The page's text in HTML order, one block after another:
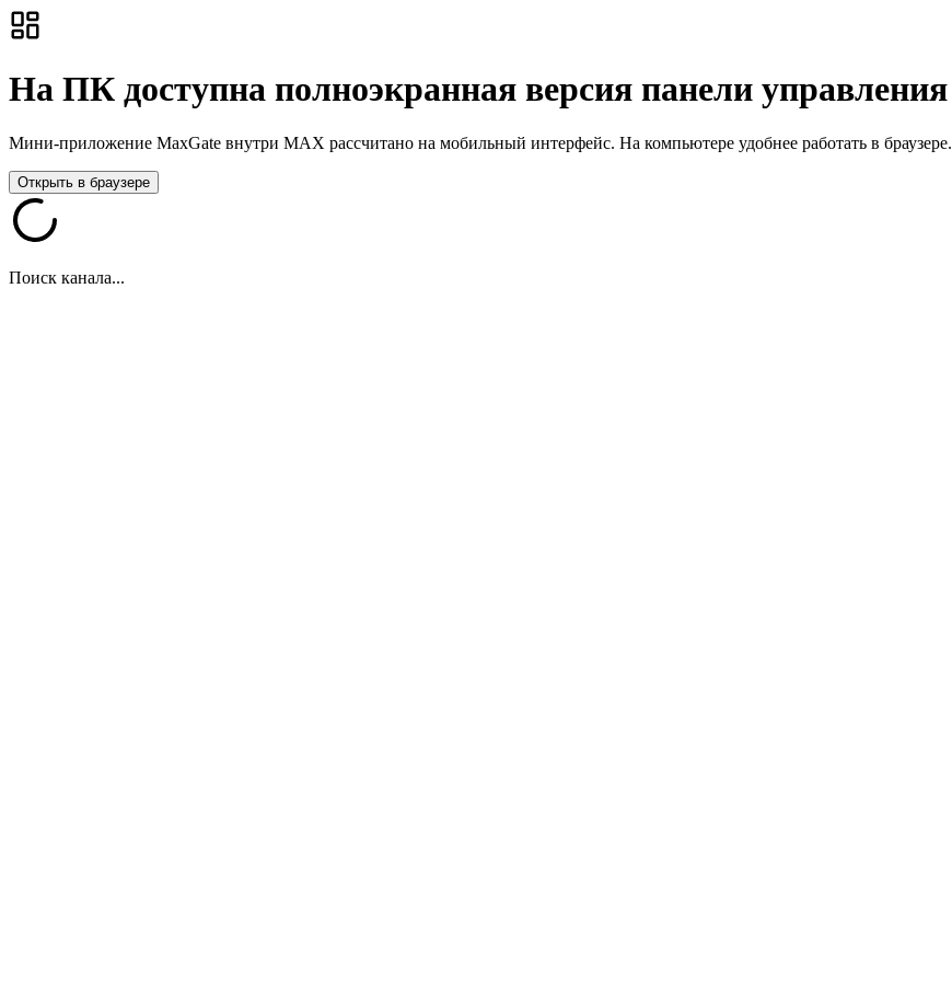
На ПК доступна полноэкранная версия панели управления
Мини-приложение MaxGate внутри MAX рассчитано на мобильный интерфейс. На компьютере удобнее работать в браузере.
Открыть в браузере
Поиск канала...